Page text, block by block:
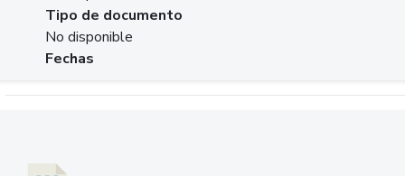
Tipo de documento
No disponible
Fechas